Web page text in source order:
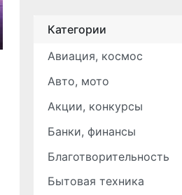
Категории
Авиация, космос
Авто, мото
Акции, конкурсы
Банки, финансы
Благотворительность
Бытовая техника